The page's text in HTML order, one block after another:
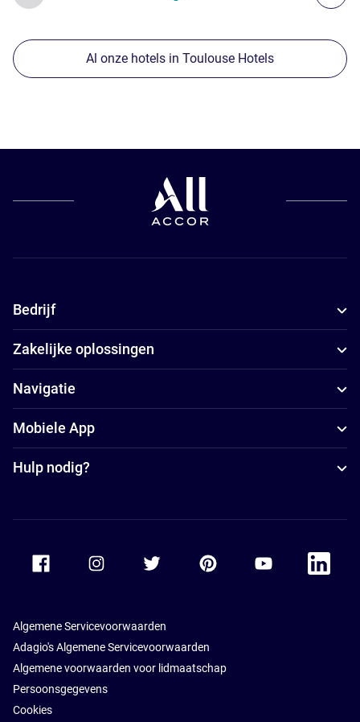
Al onze hotels in Toulouse Hotels
Bedrijf
Zakelijke oplossingen
Navigatie
Mobiele App
Hulp nodig?
Accor Facebook Accor TwitterAccor PinterestAccor Youtube
Accor
Algemene Servicevoorwaarden
Adagio's Algemene Servicevoorwaarden
Algemene voorwaarden voor lidmaatschap
Persoonsgegevens
Cookies